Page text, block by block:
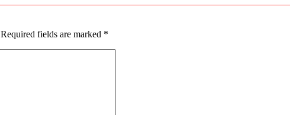
Required fields are marked *